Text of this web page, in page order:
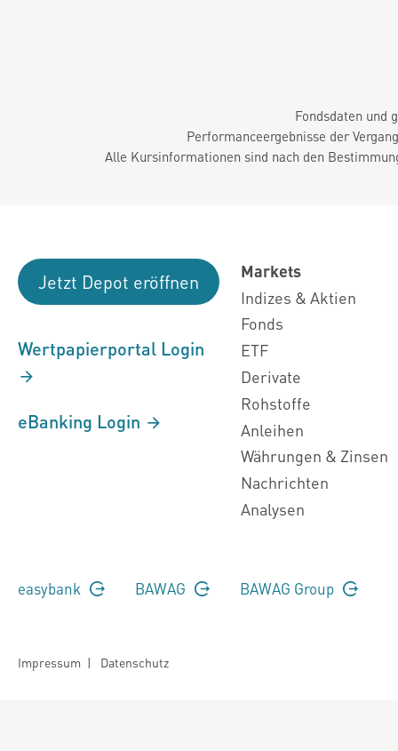
Fondsdaten und
Performanceergebnisse der
Alle Kursinformationen sind nach den
Jetzt Depot eröffnen
Wertpapierportal Login
eBanking Login
Markets
Indizes & Aktien
Fonds
ETF
Derivate
Rohstoffe
Anleihen
Währungen & Zinsen
Nachrichten
Analysen
easybank BAWAG BAWAG Group
Impressum | Datenschutz